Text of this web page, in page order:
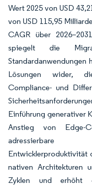
Wert 2025 von USD
von USD 115,95
CAGR über
spiegelt die
Standardanwendungen
Lösungen wider,
Compliance- und
Einführung generativer
Anstieg von Edge-
adressierbare
Entwicklerproduktivität
nativen Architekturen
Zyklen und erhöht